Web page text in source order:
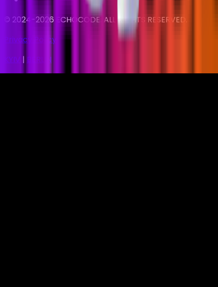
© 2024 -2026 ECHOCODE. ALL RIGHTS RESERVED.
Privacy Policy
KYIV | BERLIN